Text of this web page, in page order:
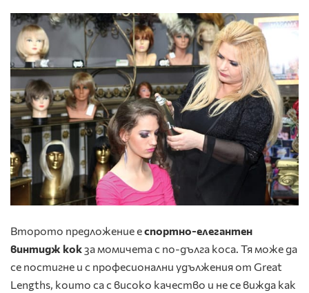
Второто предложение еспортно-елегантен
винтидж кокза момичета с по-дълга коса. Тя може да
се постигне и с професионални удължения от Great
Lengths, които са с високо качество и не се вижда как